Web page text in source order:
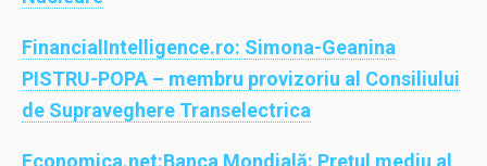
FinancialIntelligence.ro: Simona-Geanina
PISTRU-POPA – membru provizoriu al Consiliului
de Supraveghere Transelectrica
Economica.net:Banca Mondială: Prețul mediu al